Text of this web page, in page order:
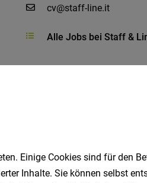
cv@staff-line.it
Alle Jobs bei Staff &
Jobs
Einige Cookies sind für den
Inhalte. Sie können selbst